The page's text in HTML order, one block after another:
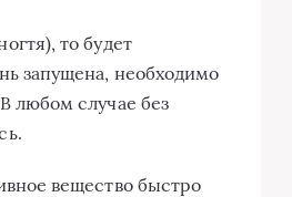
то будет
запущена, необходимо
любом случае без
вещество быстро